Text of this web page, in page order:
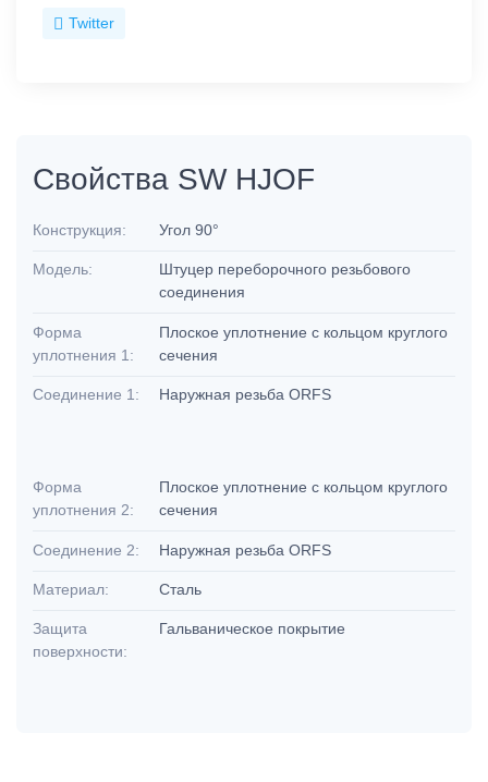
Twitter
Свойства SW HJOF
Конструкция: Угол 90°
Модель:
Штуцер переборочного резьбового
соединения
Форма
уплотнения 1:
Плоское уплотнение с кольцом круглого
сечения
Соединение 1: Наружная резьба ORFS
Форма
уплотнения 2:
Плоское уплотнение с кольцом круглого
сечения
Соединение 2: Наружная резьба ORFS
Материал: Сталь
Защита
поверхности:
Гальваническое покрытие